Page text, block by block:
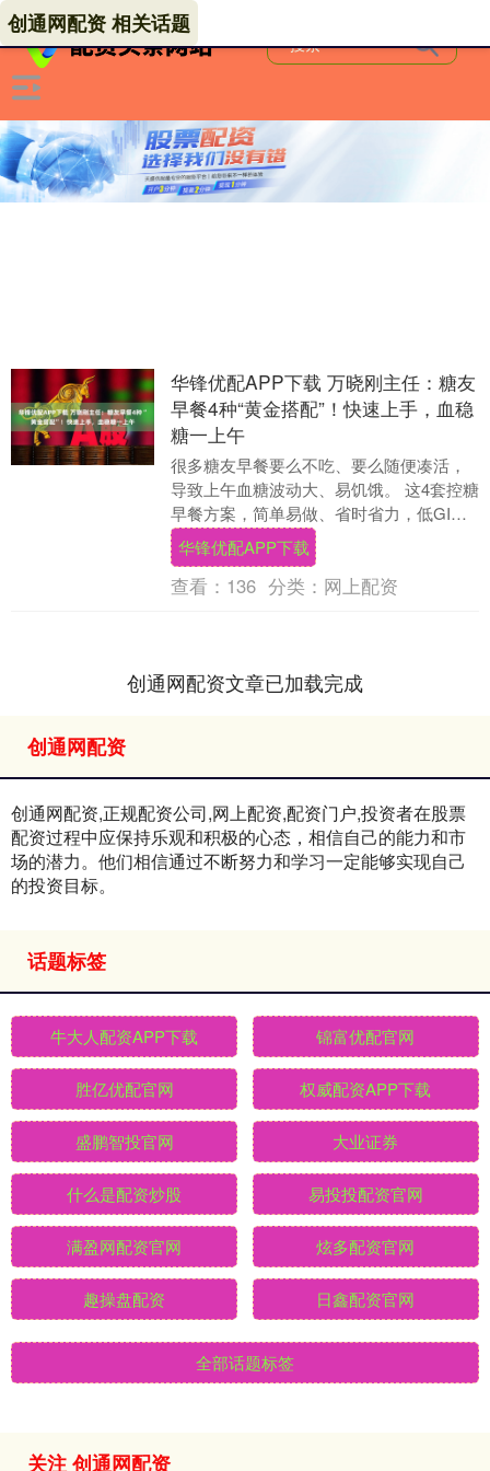
创通网配资 相关话题
华锋优配APP下载 万晓刚主任：糖友
早餐4种“黄金搭配”！快速上手，血稳
糖一上午
很多糖友早餐要么不吃、要么随便凑活，
导致上午血糖波动大、易饥饿。 这4套控糖
早餐方案，简单易做、省时省力，低GI高
营养，吃完稳糖一上午，适合上班族、中
老年糖友！....
华锋优配APP下载
查看： 136 分类： 网上配资
创通网配资文章已加载完成
创通网配资
创通网配资,正规配资公司,网上配资,配资门户,投资者在股票
配资过程中应保持乐观和积极的心态，相信自己的能力和市
场的潜力。他们相信通过不断努力和学习一定能够实现自己
的投资目标。
话题标签
牛大人配资APP下载 锦富优配官网
胜亿优配官网 权威配资APP下载
盛鹏智投官网 大业证券
什么是配资炒股 易投投配资官网
满盈网配资官网 炫多配资官网
趣操盘配资 日鑫配资官网
全部话题标签
关注 创通网配资